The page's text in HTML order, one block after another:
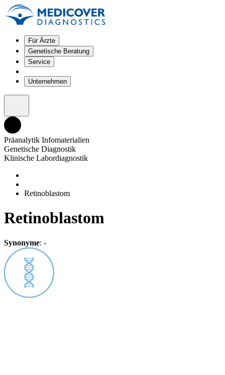
Für Ärzte
Genetische Beratung
Service
Unternehmen
Präanalytik Infomaterialien
Genetische Diagnostik
Klinische Labordiagnostik
Retinoblastom
Retinoblastom
Synonyme: -